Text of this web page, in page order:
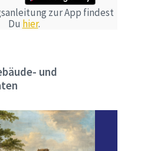
zur App findest
Du hier.
und